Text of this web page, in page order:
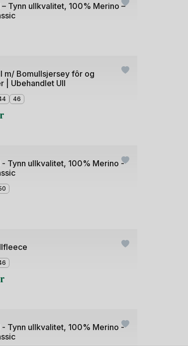
– Tynn ullkvalitet, 100% Merino –
m/ Bomullsjersey fôr og
| Ubehandlet Ull
46
- Tynn ullkvalitet, 100% Merino -
- Tynn ullkvalitet, 100% Merino -